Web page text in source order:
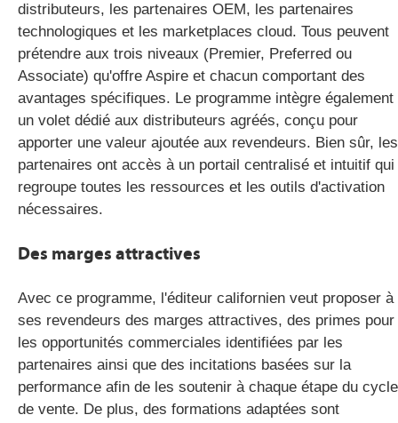
distributeurs, les partenaires OEM, les partenaires
technologiques et les marketplaces cloud. Tous peuvent
prétendre aux trois niveaux (Premier, Preferred ou
Associate) qu'offre Aspire et chacun comportant des
avantages spécifiques. Le programme intègre également
un volet dédié aux distributeurs agréés, conçu pour
apporter une valeur ajoutée aux revendeurs. Bien sûr, les
partenaires ont accès à un portail centralisé et intuitif qui
regroupe toutes les ressources et les outils d'activation
nécessaires.
Des marges attractives
Avec ce programme, l'éditeur californien veut proposer à
ses revendeurs des marges attractives, des primes pour
les opportunités commerciales identifiées par les
partenaires ainsi que des incitations basées sur la
performance afin de les soutenir à chaque étape du cycle
de vente. De plus, des formations adaptées sont